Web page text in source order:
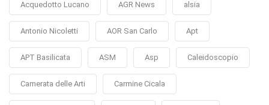
Acquedotto Lucano AGR News alsia
Antonio Nicoletti AOR San Carlo Apt
APT Basilicata ASM Asp Caleidoscopio
Camerata delle Arti Carmine Cicala